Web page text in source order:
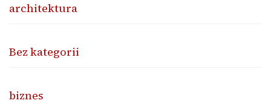
architektura
Bez kategorii
biznes